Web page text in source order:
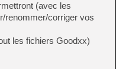
(avec les
renommer/corriger vos
les fichiers Goodxx)